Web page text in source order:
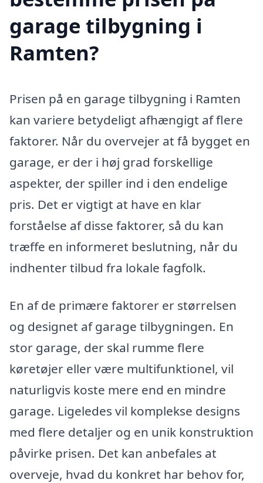
garage tilbygning i
Ramten?
Prisen på en garage tilbygning i Ramten
kan variere betydeligt afhængigt af flere
faktorer. Når du overvejer at få bygget en
garage, er der i høj grad forskellige
aspekter, der spiller ind i den endelige
pris. Det er vigtigt at have en klar
forståelse af disse faktorer, så du kan
træffe en informeret beslutning, når du
indhenter tilbud fra lokale fagfolk.
En af de primære faktorer er størrelsen
og designet af garage tilbygningen. En
stor garage, der skal rumme flere
køretøjer eller være multifunktionel, vil
naturligvis koste mere end en mindre
garage. Ligeledes vil komplekse designs
med flere detaljer og en unik konstruktion
påvirke prisen. Det kan anbefales at
overveje, hvad du konkret har behov for,